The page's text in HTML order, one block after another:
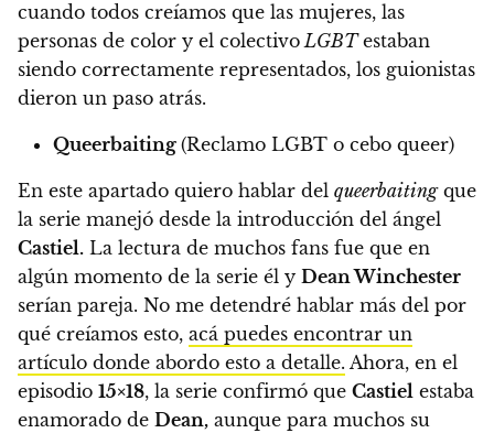
cuando todos creíamos que las mujeres, las
personas de color y el colectivoLGBTestaban
siendo correctamente representados, los guionistas
dieron un paso atrás.
Queerbaiting (Reclamo LGBT o cebo queer)
En este apartado quiero hablar del queerbaitingque
la serie manejó desde la introducción del ángel
Castiel. La lectura de muchos fans fue que en
algún momento de la serie él y Dean Winchester
serían pareja. No me detendré hablar más del por
qué creíamos esto, acá puedes encontrar un
artículo donde abordo esto a detalle. Ahora, en el
episodio 15×18, la serie confirmó que Castiel estaba
enamorado de Dean, aunque para muchos su